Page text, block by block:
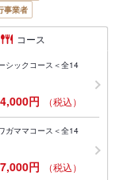
事業者
コース
シックコース＜全14
円 （税込）
ガママコース＜全14
円 （税込）